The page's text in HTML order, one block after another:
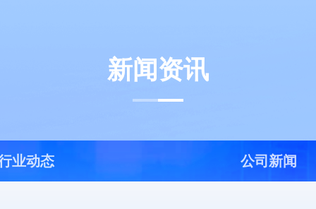
新闻资讯
业动态 公司新闻